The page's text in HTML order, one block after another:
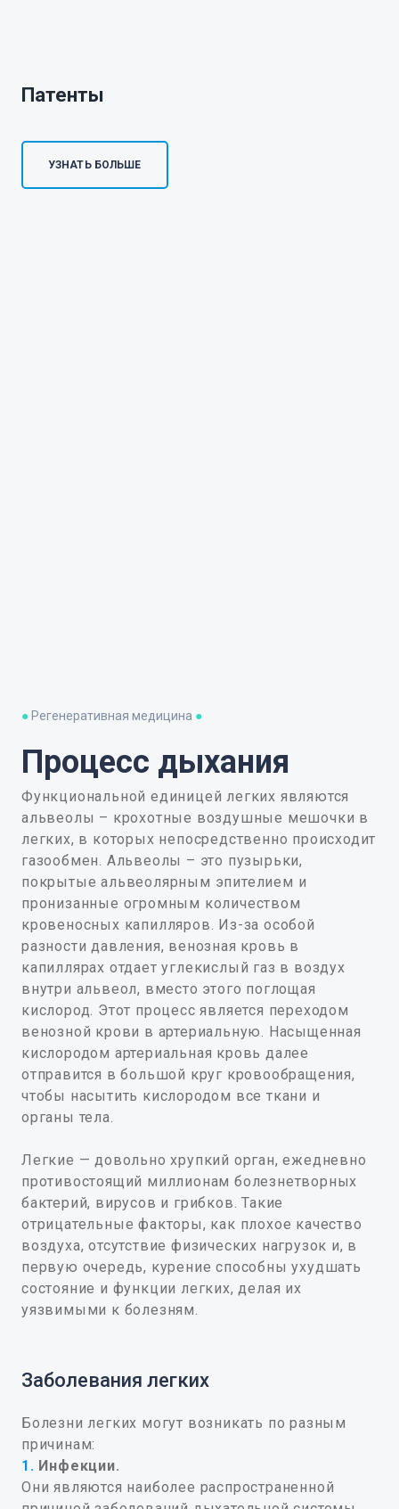
Патенты
УЗНАТЬ БОЛЬШЕ
● Регенеративная медицина ●
Процесс дыхания
Функциональной единицей легких являются
альвеолы – крохотные воздушные мешочки в
легких, в которых непосредственно происходит
газообмен. Альвеолы – это пузырьки,
покрытые альвеолярным эпителием и
пронизанные огромным количеством
кровеносных капилляров. Из-за особой
разности давления, венозная кровь в
капиллярах отдает углекислый газ в воздух
внутри альвеол, вместо этого поглощая
кислород. Этот процесс является переходом
венозной крови в артериальную. Насыщенная
кислородом артериальная кровь далее
отправится в большой круг кровообращения,
чтобы насытить кислородом все ткани и
органы тела.
Легкие — довольно хрупкий орган, ежедневно
противостоящий миллионам болезнетворных
бактерий, вирусов и грибков. Такие
отрицательные факторы, как плохое качество
воздуха, отсутствие физических нагрузок и, в
первую очередь, курение способны ухудшать
состояние и функции легких, делая их
уязвимыми к болезням.
Заболевания легких
Болезни легких могут возникать по разным
причинам:
1. Инфекции.
Они являются наиболее распространенной